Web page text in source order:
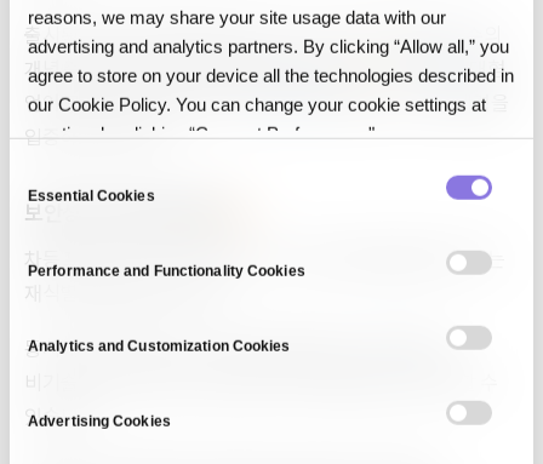
reasons, we may share your site usage data with our
advertising and analytics partners. By clicking “Allow all,” you
agree to store on your device all the technologies described in
our Cookie Policy. You can change your cookie settings at
any time by clicking “Consent Preferences."
Essential Cookies
Performance and Functionality Cookies
Analytics and Customization Cookies
Advertising Cookies
출시된 지 불과 3개월 만에 DTS는 이미 주요 기업들과 다수의
개념 증명(PoC) 프로젝트를 확보하여 금융
, 의료
, 대형
언어 모델(LLM) 응용 프로그램
전반에 걸친 시장 잠재력을
입증하고 있습니다.
보안성과 사용성의 결합
차등 프라이버시 및 비접근 데이터 기술의 통합을 통해 DTS는
동시에 직관적인 드래그 앤 드롭 인터페이스
덕분에
있습니다.